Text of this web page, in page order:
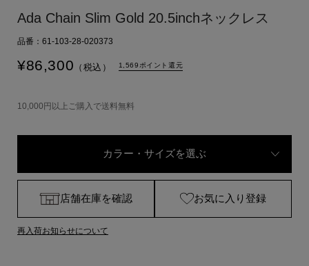
Ada Chain Slim Gold 20.5inchネックレス
品番：61-103-28-020373
¥86,300 （税込） 1,569ポイント還元
10,000円以上ご購入で送料無料
カラー・サイズを選ぶ
店舗在庫を確認 お気に入り登録
再入荷お知らせについて